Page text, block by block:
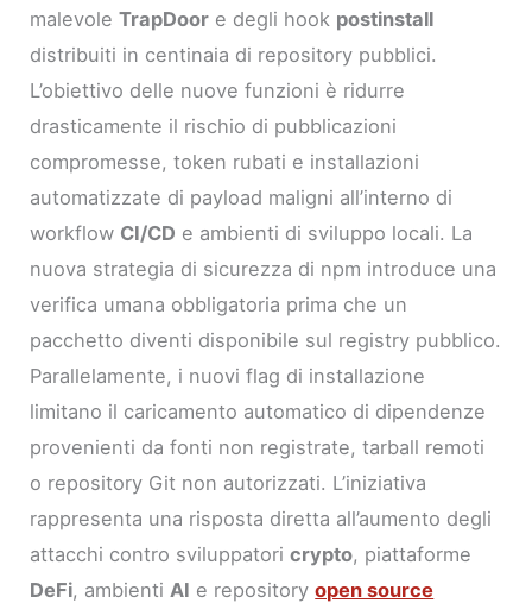
malevoleTrapDoor e degli hook postinstall
distribuiti in centinaia di repository pubblici.
L’obiettivo delle nuove funzioni è ridurre
drasticamente il rischio di pubblicazioni
compromesse, token rubati e installazioni
automatizzate di payload maligni all’interno di
workflow CI/CD e ambienti di sviluppo locali. La
nuova strategia di sicurezza di npm introduce una
verifica umana obbligatoria prima che un
pacchetto diventi disponibile sul registry pubblico.
Parallelamente, i nuovi flag di installazione
limitano il caricamento automatico di dipendenze
provenienti da fonti non registrate, tarball remoti
o repository Git non autorizzati. L’iniziativa
rappresenta una risposta diretta all’aumento degli
attacchi contro sviluppatoricrypto, piattaforme
DeFi, ambienti AI e repositoryopen source